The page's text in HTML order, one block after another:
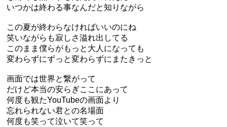
いつかは終わる事なんだと知りながら
この夏が終わらなければいいのにね
笑いながらも寂しさ溢れ出してる
このまま僕らがもっと大人になっても
変わらずにずっと変わらずにまたきっと
画面では世界と繋がって
だけど本当の安らぎここにあって
何度も観たYouTubeの画面より
忘れられない君との名場面
何度も笑って泣いて笑って